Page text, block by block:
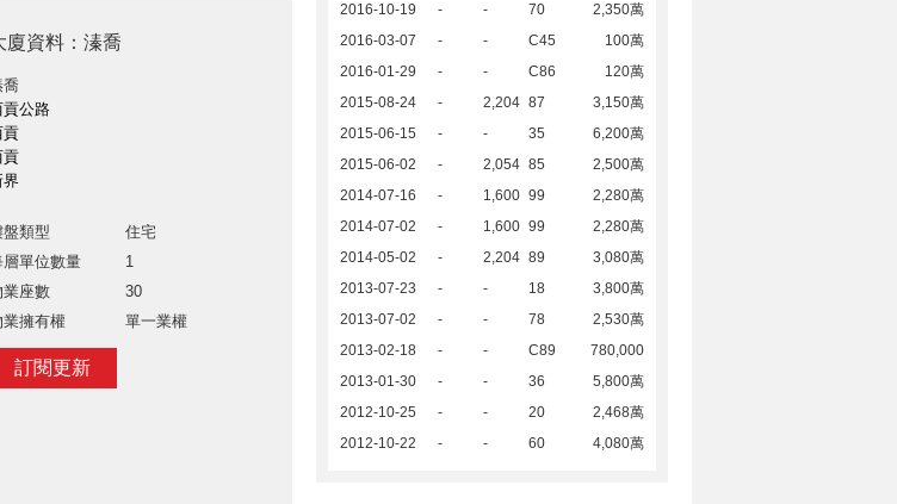
廈資料：溱喬
喬
貢公路
貢
貢
界
盤類型
住宅
層單位數量
1
業座數
30
業擁有權
單一業權
訂閱更新
2016-10-19
- - 70
2,350萬
2016-03-07
- - C45
100萬
2016-01-29
- - C86
120萬
2015-08-24
- 2,204 87
3,150萬
2015-06-15
- - 35
6,200萬
2015-06-02
- 2,054 85
2,500萬
2014-07-16
- 1,600 99
2,280萬
2014-07-02
- 1,600 99
2,280萬
2014-05-02
- 2,204 89
3,080萬
2013-07-23
- - 18
3,800萬
2013-07-02
- - 78
2,530萬
2013-02-18
- - C89
780,000
2013-01-30
- - 36
5,800萬
2012-10-25
- - 20
2,468萬
2012-10-22
- - 60 4,080萬